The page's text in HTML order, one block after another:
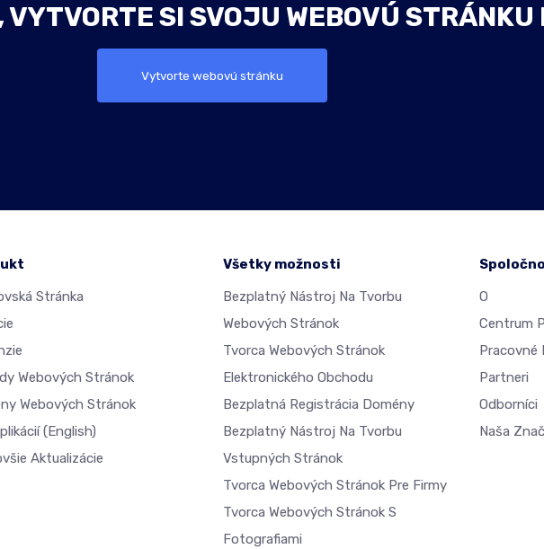
SI SVOJU WEBOVÚ STRÁNKU
Vytvorte webovú stránku
Stránka
Webových Stránok
Webových Stránok
(English)
Aktualizácie
Všetky možnosti
Bezplatný Nástroj Na Tvorbu
Webových Stránok
Tvorca Webových Stránok
Elektronického Obchodu
Bezplatná Registrácia Domény
Bezplatný Nástroj Na Tvorbu
Vstupných Stránok
Tvorca Webových Stránok Pre Firmy
Tvorca Webových Stránok S
Fotografiami
O
Centrum
Pracovné
Partneri
Odborníci
Naša